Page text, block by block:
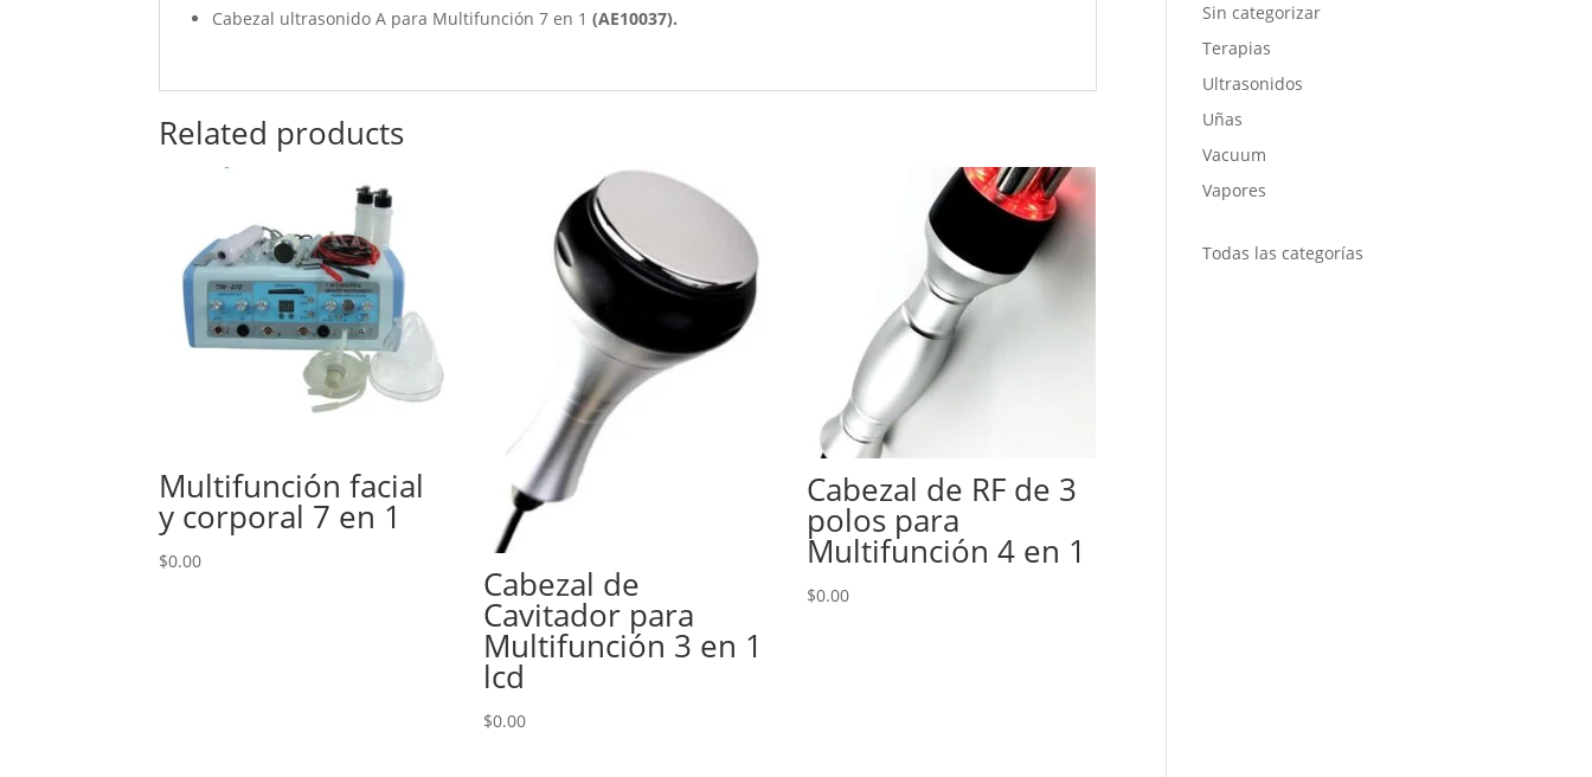
Cabezal ultrasonido A para Multifunción 7 en 1(AE10037).
Related products
Multifunción facial
y corporal 7 en 1
$0.00
Cabezal de
Cavitador para
Multifunción 3 en 1
lcd
$0.00
Cabezal de RF de 3
polos para
Multifunción 4 en 1
$0.00
Sin categorizar
Terapias
Ultrasonidos
Uñas
Vacuum
Vapores
Todas las categorías